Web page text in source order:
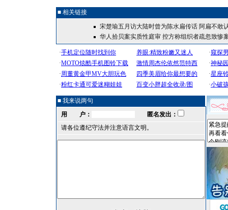
■ 相关链接
宋楚瑜五月访大陆时曾为陈水扁传话 阿扁不敢
华人拾贝案实质性庭审 控方称组织者疏忽致惨
■ 我来说两句
用 户：
匿名发出：
请各位遵纪守法并注意语言文明。